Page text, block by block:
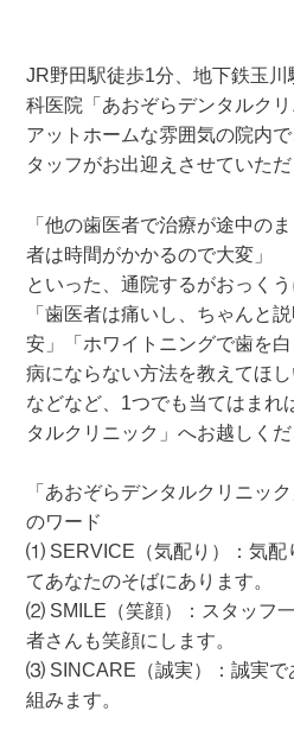
JR野田駅徒歩1分、地下鉄玉
科医院「あおぞらデンタルクリ
アットホームな雰囲気の院内
タッフがお出迎えさせていただ
「他の歯医者で治療が途中の
者は時間がかかるので大変」
といった、通院するがおっく
「歯医者は痛いし、ちゃんと
安」「ホワイトニングで歯を
病にならない方法を教えてほし
などなど、1つでも当てはまれ
タルクリニック」へお越しくだ
「あおぞらデンタルクリニッ
のワード
⑴ SERVICE（気配り）：気配
てあなたのそばにあります。
⑵ SMILE（笑顔）：スタッフ
者さんも笑顔にします。
⑶ SINCARE（誠実）：誠実で
組みます。